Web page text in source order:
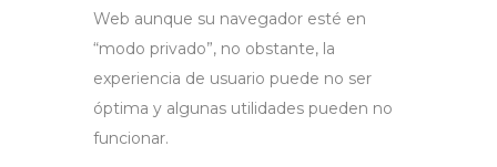
Web aunque su navegador esté en
“modo privado”, no obstante, la
experiencia de usuario puede no ser
óptima y algunas utilidades pueden no
funcionar.